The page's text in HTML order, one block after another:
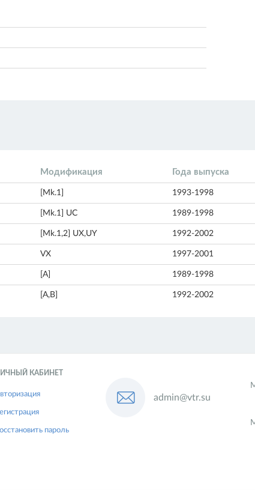
Модификация Года выпуска
[Mk.1] 1993-1998
[Mk.1] UC 1989-1998
[Mk.1,2] UX,UY 1992-2002
VX 1997-2001
[A] 1989-1998
[A,B] 1992-2002
КАБИНЕТ
пароль
admin@vtr.su